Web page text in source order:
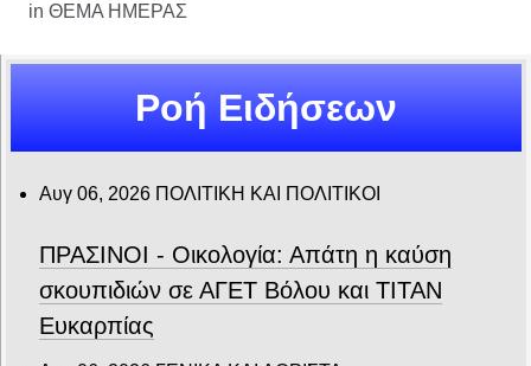
in ΘΕΜΑ ΗΜΕΡΑΣ
Ροή Ειδήσεων
Αυγ 06, 2026 ΠΟΛΙΤΙΚΗ ΚΑΙ ΠΟΛΙΤΙΚΟΙ
ΠΡΑΣΙΝΟΙ - Οικολογία: Απάτη η καύση
σκουπιδιών σε ΑΓΕΤ Βόλου και ΤΙΤΑΝ
Ευκαρπίας